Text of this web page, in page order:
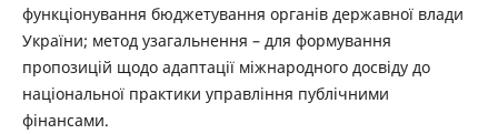
функціонування бюджетування органів державної влади
України; метод узагальнення – для формування
пропозицій щодо адаптації міжнародного досвіду до
національної практики управління публічними
фінансами.